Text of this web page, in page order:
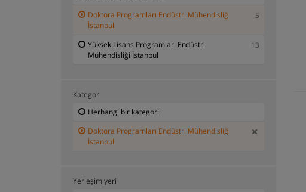
Doktora Programları Endüstri Mühendisliği
İstanbul
5
Yüksek Lisans Programları Endüstri
Mühendisliği İstanbul
13
Kategori
Herhangi bir kategori
Doktora Programları Endüstri Mühendisliği
İstanbul
Yerleşim yeri